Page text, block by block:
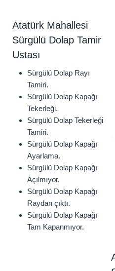
Atatürk Mahallesi
Sürgülü Dolap Tamir
Ustası
Sürgülü Dolap Rayı
Tamiri.
Sürgülü Dolap Kapağı
Tekerleği.
Sürgülü Dolap Tekerleği
Tamiri.
Sürgülü Dolap Kapağı
Ayarlama.
Sürgülü Dolap Kapağı
Açılmıyor.
Sürgülü Dolap Kapağı
Raydan çıktı.
Sürgülü Dolap Kapağı
Tam Kapanmıyor.